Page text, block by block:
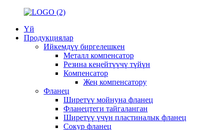
Үй
Продукциялар
Ийкемдүү биргелешкен
Металл компенсатор
Резина кеңейтүүчү түйүн
Компенсатор
Жең компенсатору
Фланец
Ширетүү мойнуна фланец
Фланецтеги тайгаланган
Ширетүү үчүн пластиналык фланец
Сокур фланец